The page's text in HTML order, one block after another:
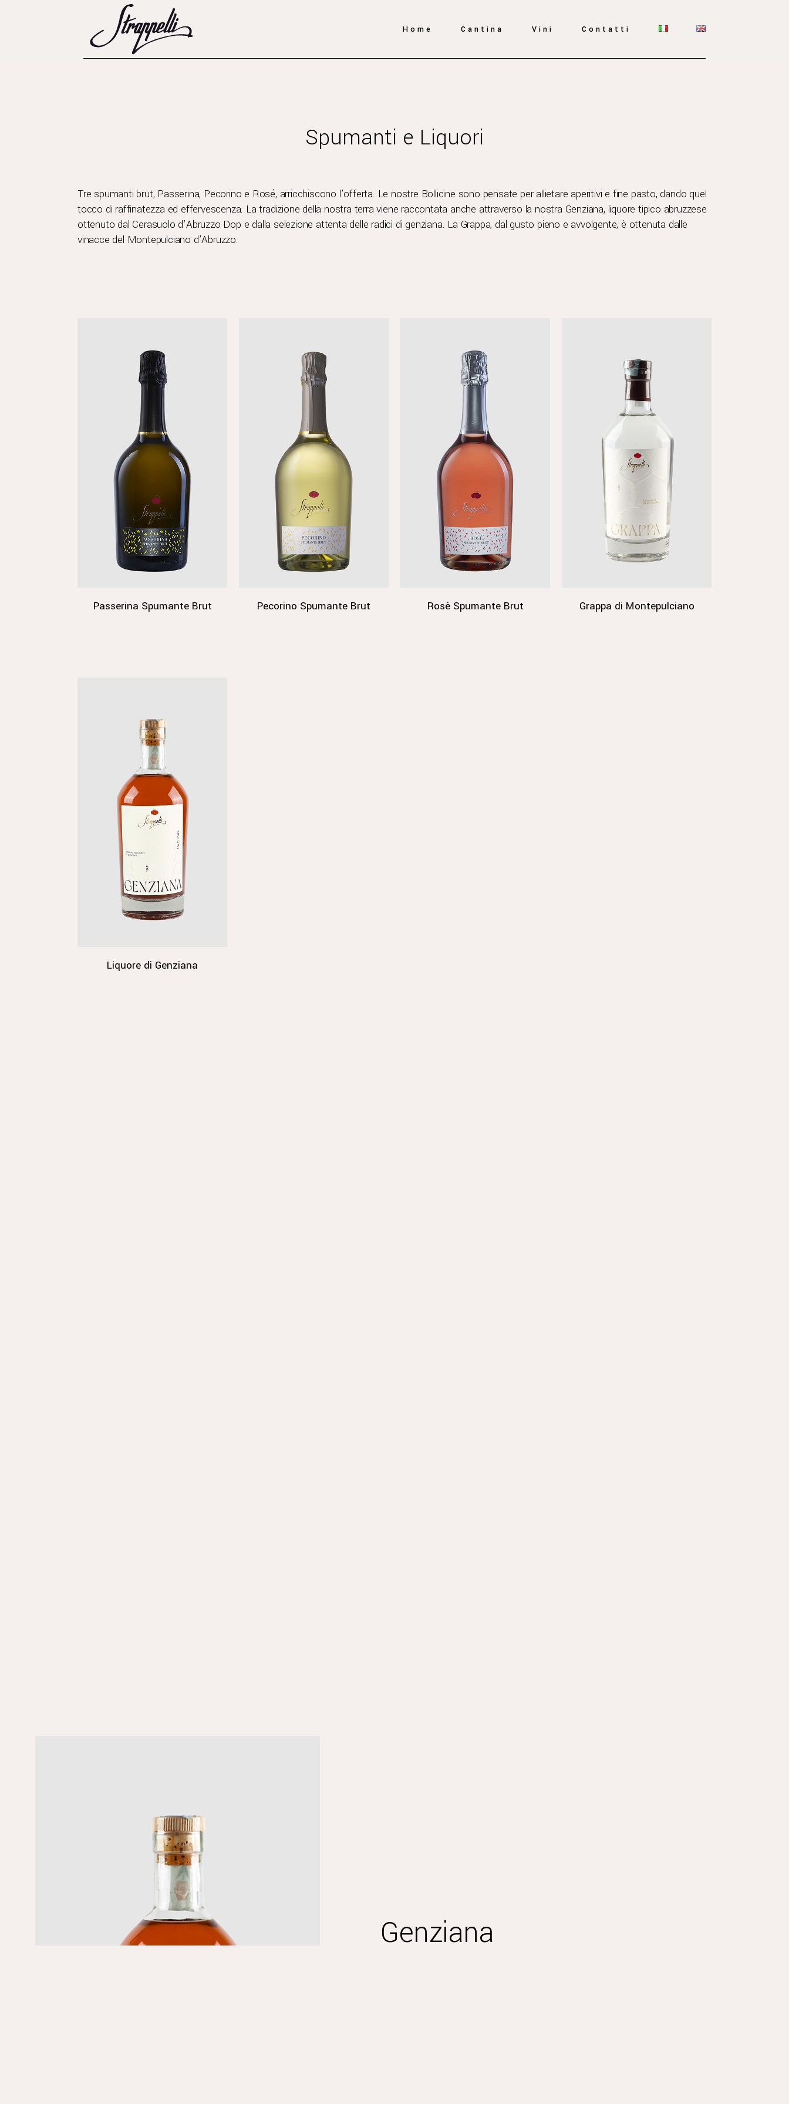
Home Cantina Vini Contatti
Spumanti e Liquori
Tre spumanti brut, Passerina, Pecorino e Rosé, arricchiscono l’offerta. Le nostre Bollicine sono pensate per allietare aperitivi e fine pasto, dando quel
tocco di raffinatezza ed effervescenza. La tradizione della nostra terra viene raccontata anche attraverso la nostra Genziana, liquore tipico abruzzese
ottenuto dal Cerasuolo d’Abruzzo Dop e dalla selezione attenta delle radici di genziana. La Grappa, dal gusto pieno e avvolgente, è ottenuta dalle
vinacce del Montepulciano d’Abruzzo.
Passerina Spumante Brut Pecorino Spumante Brut Rosè Spumante Brut Grappa di Montepulciano
Liquore di Genziana
Genziana